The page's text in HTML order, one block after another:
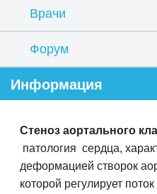
Врачи
Форум
Информация
Стеноз аортального
патология сердца,
деформацией створок
которой регулирует